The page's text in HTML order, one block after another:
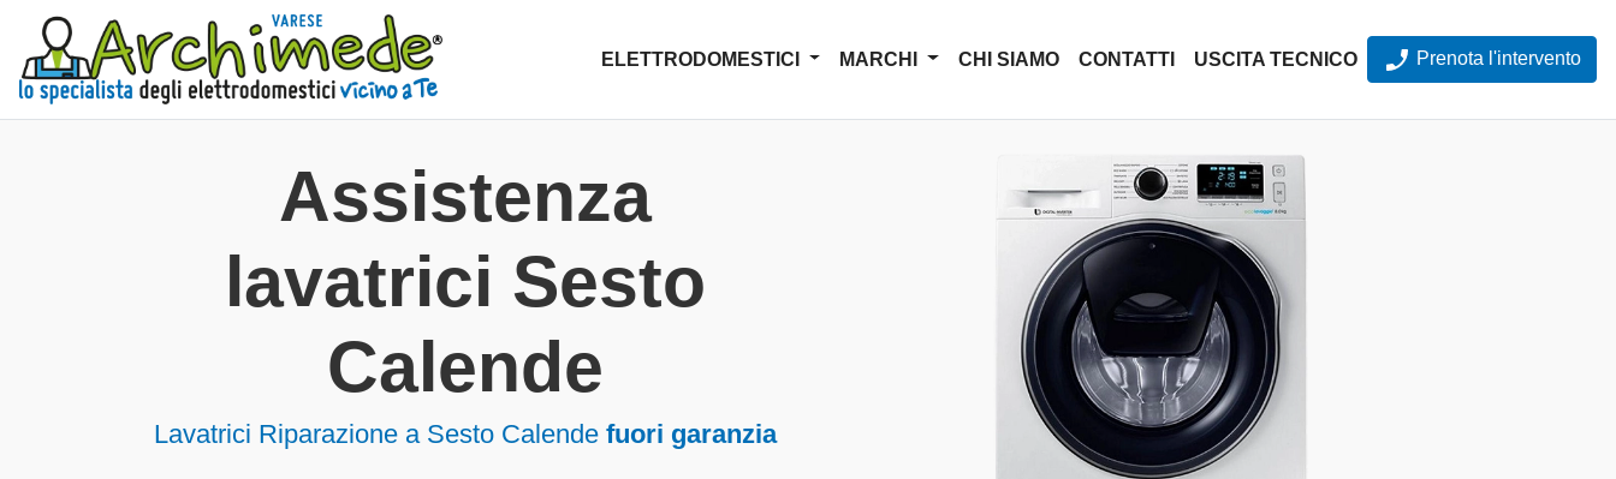
ELETTRODOMESTICI MARCHI CHI SIAMO CONTATTI USCITA TECNICO Prenota l'intervento
Assistenza
lavatrici Sesto
Calende
Lavatrici Riparazione a Sesto Calende fuori garanzia